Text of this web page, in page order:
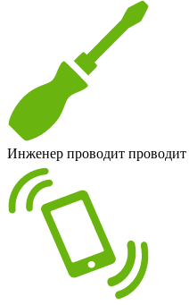
Инженер проводит проводит